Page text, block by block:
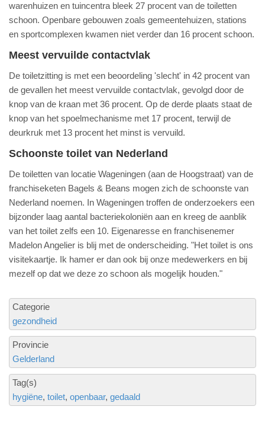
warenhuizen en tuincentra bleek 27 procent van de toiletten
schoon. Openbare gebouwen zoals gemeentehuizen, stations
en sportcomplexen kwamen niet verder dan 16 procent schoon.
Meest vervuilde contactvlak
De toiletzitting is met een beoordeling 'slecht' in 42 procent van
de gevallen het meest vervuilde contactvlak, gevolgd door de
knop van de kraan met 36 procent. Op de derde plaats staat de
knop van het spoelmechanisme met 17 procent, terwijl de
deurkruk met 13 procent het minst is vervuild.
Schoonste toilet van Nederland
De toiletten van locatie Wageningen (aan de Hoogstraat) van de
franchiseketen Bagels & Beans mogen zich de schoonste van
Nederland noemen. In Wageningen troffen de onderzoekers een
bijzonder laag aantal bacteriekoloniën aan en kreeg de aanblik
van het toilet zelfs een 10. Eigenaresse en franchisenemer
Madelon Angelier is blij met de onderscheiding. "Het toilet is ons
visitekaartje. Ik hamer er dan ook bij onze medewerkers en bij
mezelf op dat we deze zo schoon als mogelijk houden."
Categorie
gezondheid
Provincie
Gelderland
Tag(s)
hygiëne toilet openbaar gedaald